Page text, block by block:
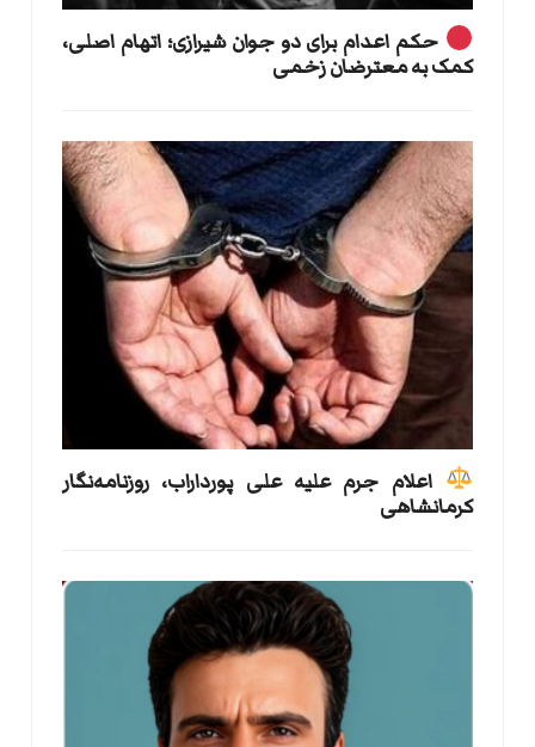
حکم اعدام برای دو جوان شیرازی؛ اتهام اصلی،
کمک به معترضان زخمی
اعلام جرم علیه علی پورداراب، روزنامه‌نگار
کرمانشاهی